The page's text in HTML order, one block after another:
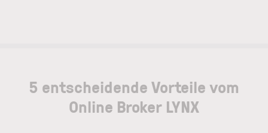
5 entscheidende Vorteile vom
Online Broker LYNX